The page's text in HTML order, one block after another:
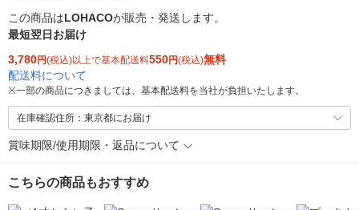
この商品はLOHACOが販売・発送します。
最短翌日お届け
3,780円(税込)以上で基本配送料550円(税込)無料
配送料について
※一部の商品につきましては、基本配送料を当社が負担いたします。
在庫確認住所：東京都にお届け
賞味期限/使用期限・返品について
こちらの商品もおすすめ